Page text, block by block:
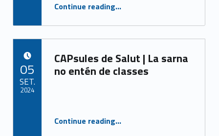
Continue reading“CAPsules de Salut | No podem tornar enrere, però podem avançar a allò desconegut”
…
CAPsules de Salut | La sarna
no entén de classes
Continue reading“CAPsules de Salut | La sarna no entén de classes”
…
05
SET.
2024